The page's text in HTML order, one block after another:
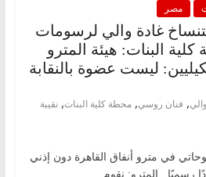
مصر
غادة والي لرسومات
البنات: هيئة المترو
ليست عضوة بالنقابة
, فنان روسي, محطة كلية البنات, نقيبة
في مترو أنفاق القاهرة دون إذني
رسميًا المترو: نقوم